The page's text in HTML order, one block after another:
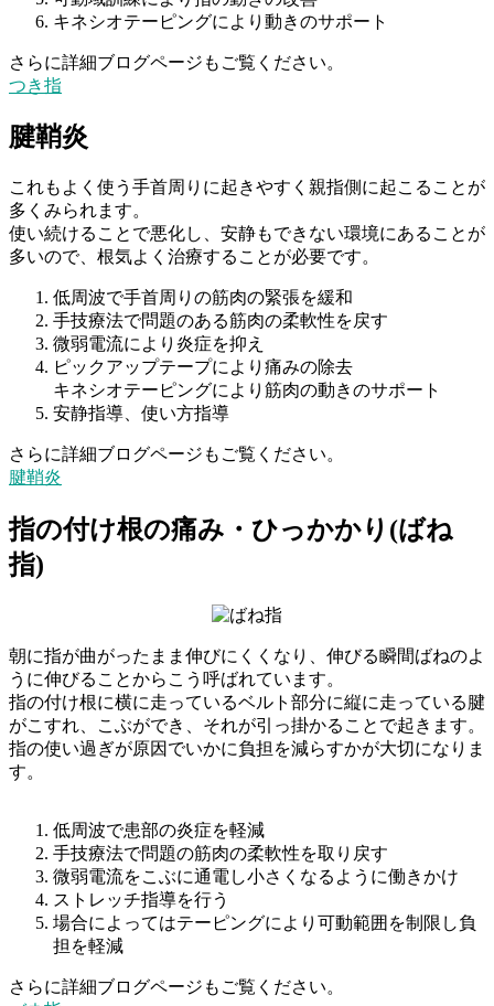
キネシオテーピングにより動きのサポート
さらに詳細ブログページもご覧ください。
つき指
腱鞘炎
これもよく使う手首周りに起きやすく親指側に起こることが
多くみられます。
使い続けることで悪化し、安静もできない環境にあることが
多いので、根気よく治療することが必要です。
低周波で手首周りの筋肉の緊張を緩和
手技療法で問題のある筋肉の柔軟性を戻す
微弱電流により炎症を抑え
ピックアップテープにより痛みの除去
キネシオテーピングにより筋肉の動きのサポート
安静指導、使い方指導
さらに詳細ブログページもご覧ください。
腱鞘炎
指の付け根の痛み・ひっかかり(ばね
指)
朝に指が曲がったまま伸びにくくなり、伸びる瞬間ばねのよ
うに伸びることからこう呼ばれています。
指の付け根に横に走っているベルト部分に縦に走っている腱
がこすれ、こぶができ、それが引っ掛かることで起きます。
指の使い過ぎが原因でいかに負担を減らすかが大切になりま
す。
低周波で患部の炎症を軽減
手技療法で問題の筋肉の柔軟性を取り戻す
微弱電流をこぶに通電し小さくなるように働きかけ
ストレッチ指導を行う
場合によってはテーピングにより可動範囲を制限し負
担を軽減
さらに詳細ブログページもご覧ください。